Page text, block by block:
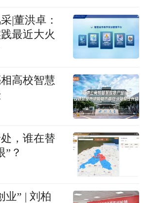
|董洪卓：
最近大火
高校智慧
，谁在替
”？
业” | 刘柏